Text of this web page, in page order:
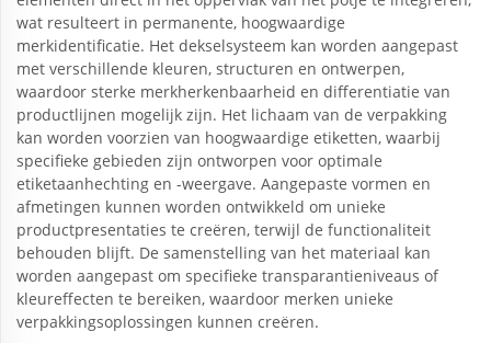
wat resulteert in permanente, hoogwaardige
merkidentificatie. Het dekselsysteem kan worden aangepast
met verschillende kleuren, structuren en ontwerpen,
waardoor sterke merkherkenbaarheid en differentiatie van
productlijnen mogelijk zijn. Het lichaam van de verpakking
kan worden voorzien van hoogwaardige etiketten, waarbij
specifieke gebieden zijn ontworpen voor optimale
etiketaanhechting en -weergave. Aangepaste vormen en
afmetingen kunnen worden ontwikkeld om unieke
productpresentaties te creëren, terwijl de functionaliteit
behouden blijft. De samenstelling van het materiaal kan
worden aangepast om specifieke transparantieniveaus of
kleureffecten te bereiken, waardoor merken unieke
verpakkingsoplossingen kunnen creëren.